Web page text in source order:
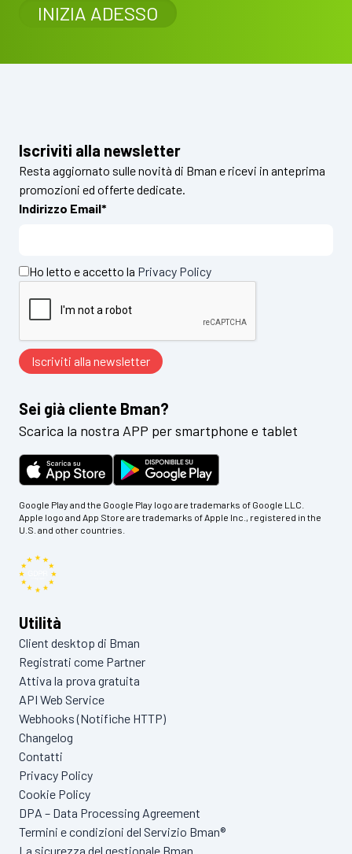
INIZIA ADESSO
Iscriviti alla newsletter
Resta aggiornato sulle novità di Bman e ricevi in anteprima
promozioni ed offerte dedicate.
Indirizzo Email*
Ho letto e accetto la Privacy Policy
Sei già cliente Bman?
Scarica la nostra APP per smartphone e tablet
Google Play and the Google Play logo are trademarks of Google LLC.
Apple logo and App Store are trademarks of Apple Inc., registered in the
U.S. and other countries.
Utilità
Client desktop di Bman
Registrati come Partner
Attiva la prova gratuita
API Web Service
Webhooks (Notifiche HTTP)
Changelog
Contatti
Privacy Policy
Cookie Policy
DPA – Data Processing Agreement
Termini e condizioni del Servizio Bman®
La sicurezza del gestionale Bman